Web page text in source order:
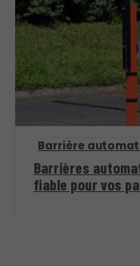
Barrière
Barrières
fiable pour vos